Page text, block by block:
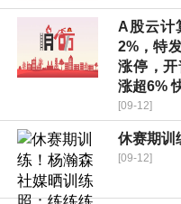
A股云计
2%，特
涨停，
涨超6%
[09-12]
休赛期训
[09-12]